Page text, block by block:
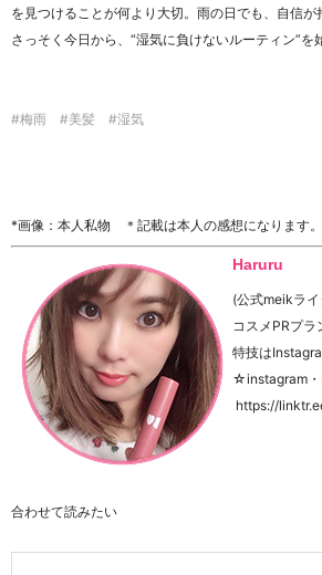
を見つけることが何より大切。雨の日でも、自信が
さっそく今日から、“湿気に負けないルーティン”を
#梅雨 #美髪 #湿気
*画像：本人私物 ＊記載は本人の感想になります。
Haruru
(公式meikライ
コスメPRプラ
特技は
☆instagram
https://
合わせて読みたい